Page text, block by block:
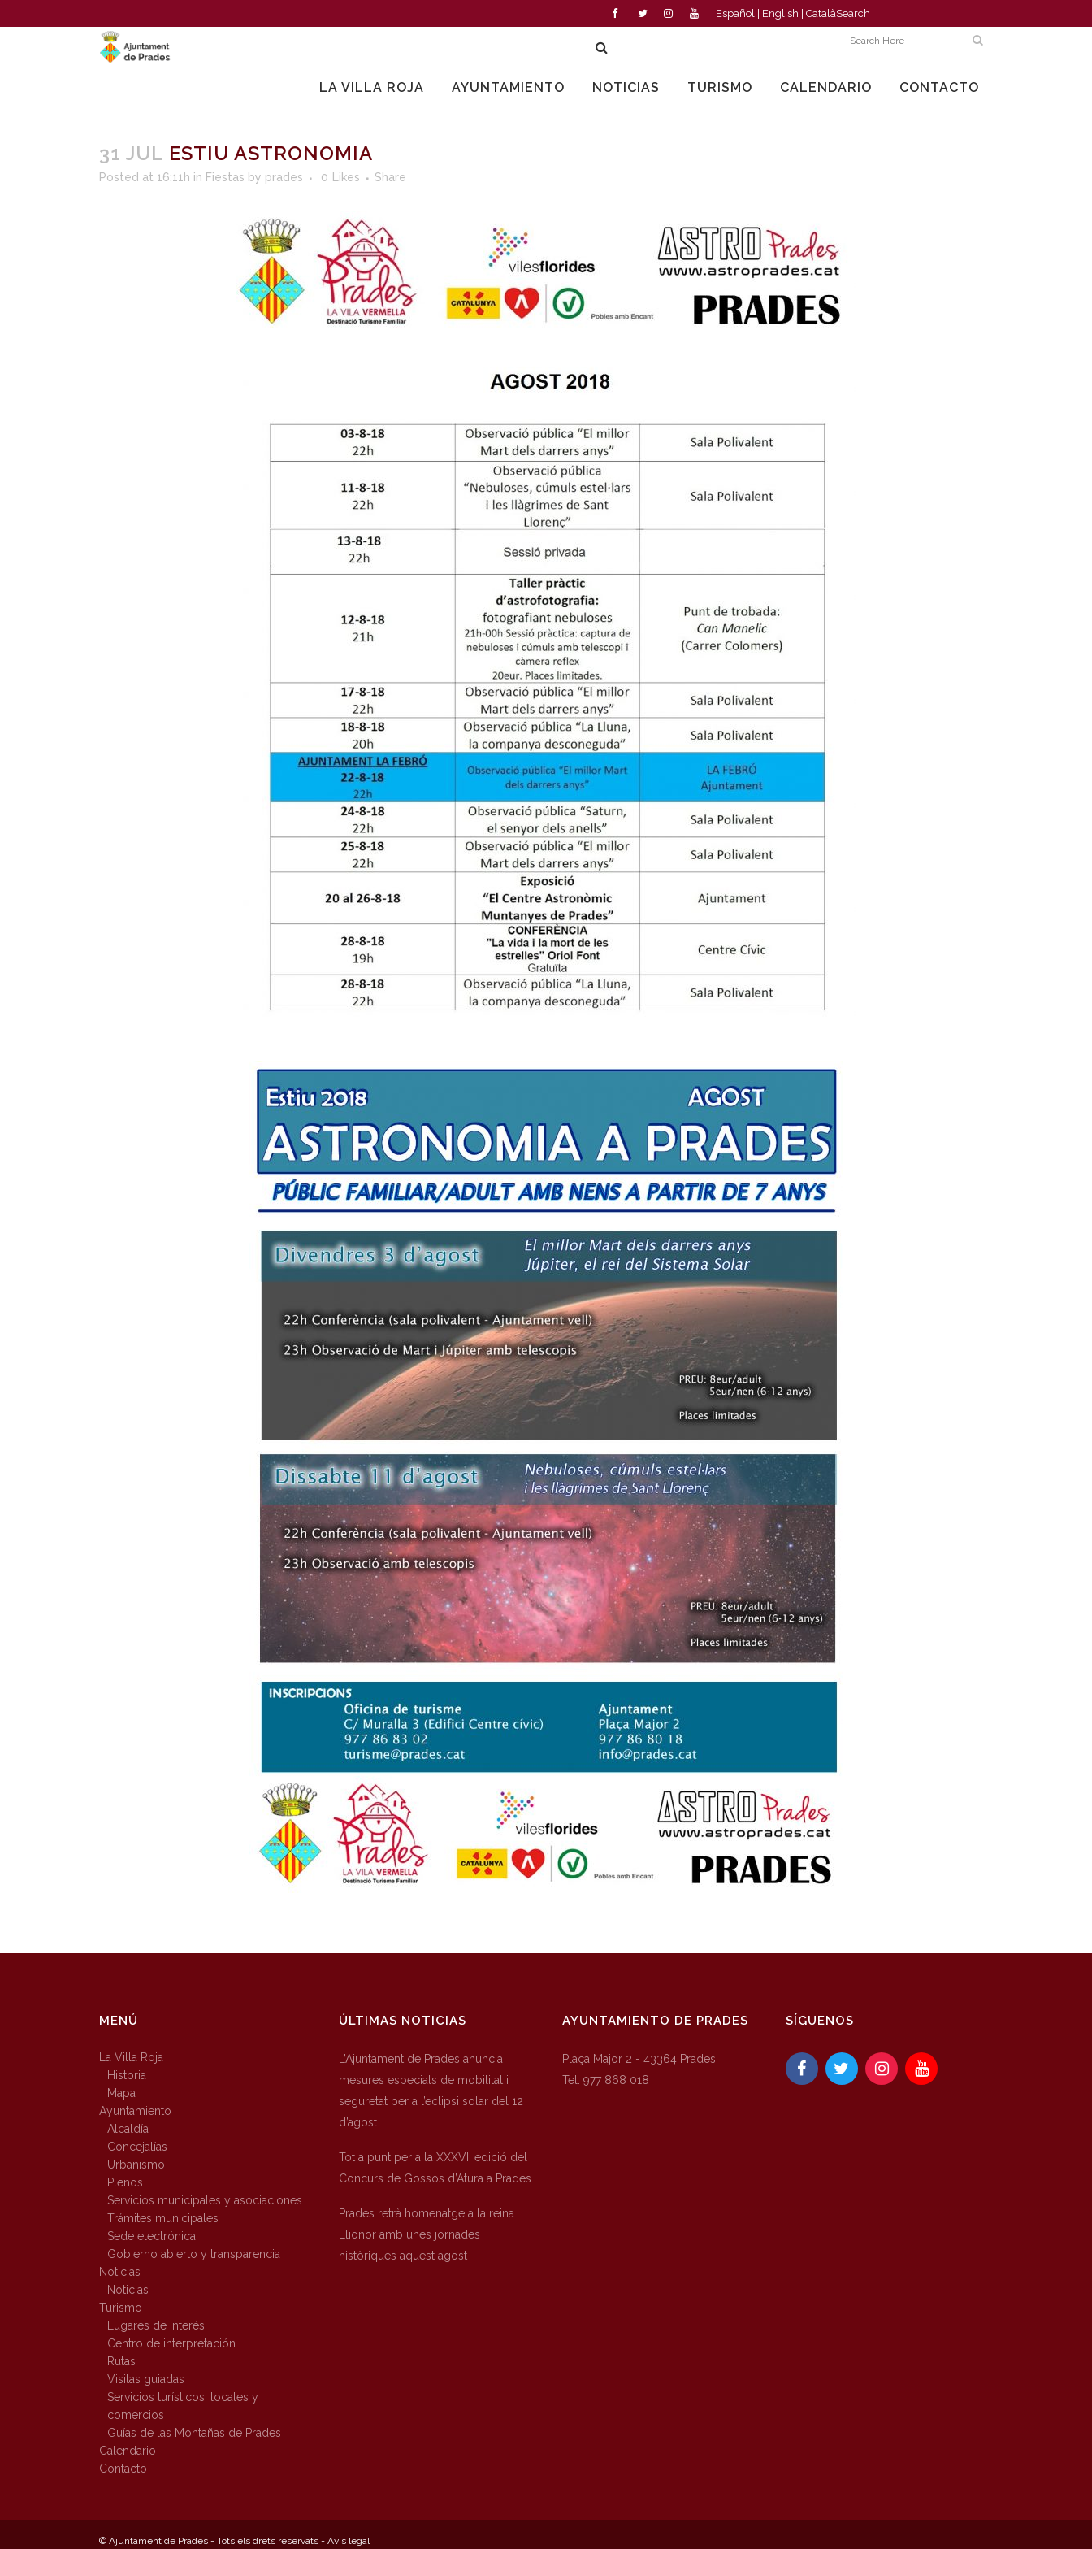
Español English CatalàSearch
LA VILLA ROJA AYUNTAMIENTO NOTICIAS TURISMO CALENDARIO CONTACTO
31 JUL ESTIU ASTRONOMIA
Posted at 16:11h in Fiestas by prades 0 Likes Share
MENÚ
La Villa Roja
Historia
Mapa
Ayuntamiento
Alcaldía
Concejalías
Urbanismo
Plenos
Servicios municipales y asociaciones
Trámites municipales
Sede electrónica
Gobierno abierto y transparencia
Noticias
Noticias
Turismo
Lugares de interés
Centro de interpretación
Rutas
Visitas guiadas
Servicios turísticos, locales y
comercios
Guías de las Montañas de Prades
Calendario
Contacto
ÚLTIMAS NOTICIAS
L’Ajuntament de Prades anuncia
mesures especials de mobilitat i
seguretat per a l’eclipsi solar del 12
d’agost
Tot a punt per a la XXXVII edició del
Concurs de Gossos d’Atura a Prades
Prades retrà homenatge a la reina
Elionor amb unes jornades
històriques aquest agost
AYUNTAMIENTO DE PRADES
Plaça Major 2 - 43364 Prades
Tel. 977 868 018
SÍGUENOS
© Ajuntament de Prades - Tots els drets reservats - Avís legal